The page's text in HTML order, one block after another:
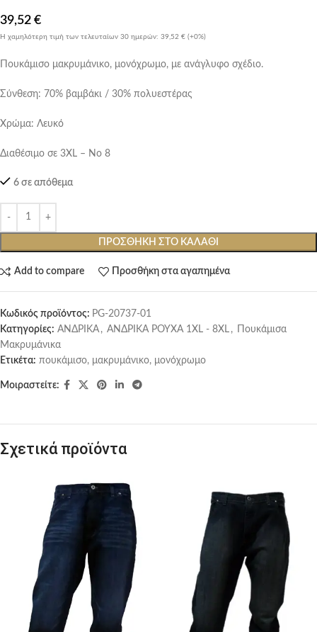
39,52 €
Η χαμηλότερη τιμή των τελευταίων 30 ημερών: 39,52 € (+0%)
Πουκάμισο μακρυμάνικο, μονόχρωμο, με ανάγλυφο σχέδιο.
Σύνθεση: 70% βαμβάκι / 30% πολυεστέρας
Χρώμα: Λευκό
Διαθέσιμο σε 3XL – Νο 8
6 σε απόθεμα
ΠΡΟΣΘΉΚΗ ΣΤΟ ΚΑΛΆΘΙ
Add to compare Προσθήκη στα αγαπημένα
Κωδικός προϊόντος: PG-20737-01
Κατηγορίες: ΑΝΔΡΙΚΑ , ΑΝΔΡΙΚΑ ΡΟΥΧΑ 1XL - 8XL ,
Πουκάμισα
Μακρυμάνικα
Ετικέτα: πουκάμισο, μακρυμάνικο, μονόχρωμο
Μοιραστείτε:
Σχετικά προϊόντα